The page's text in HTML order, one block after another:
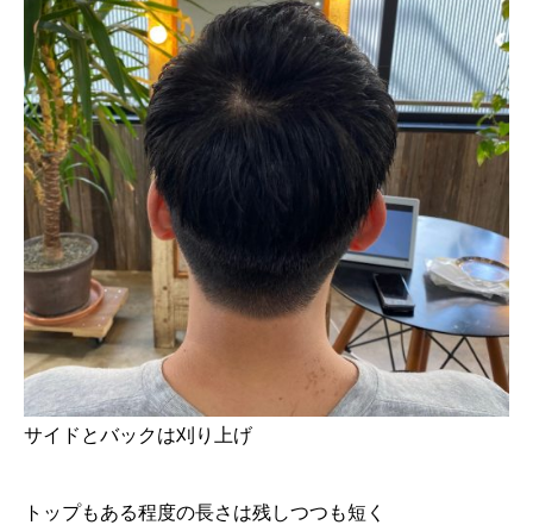
サイドとバックは刈り上げ
トップもある程度の長さは残しつつも短く